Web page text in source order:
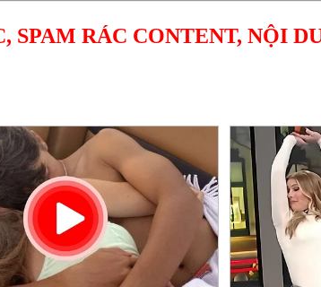
SPAM RÁC CONTENT, NỘI